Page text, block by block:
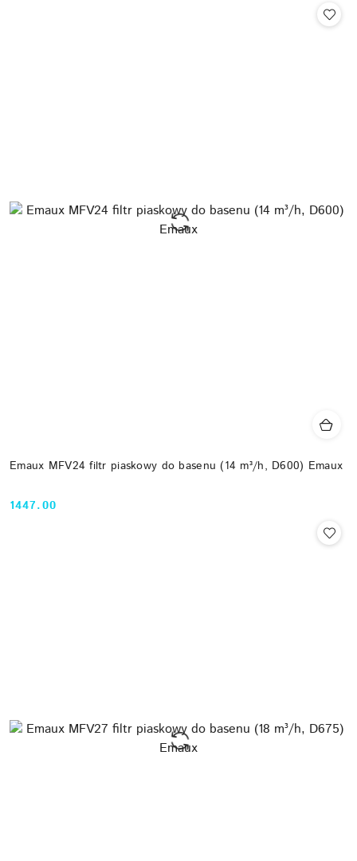
Emaux MFV24 filtr piaskowy do basenu (14 m³/h, D600) Emaux
Cena:
1447.00